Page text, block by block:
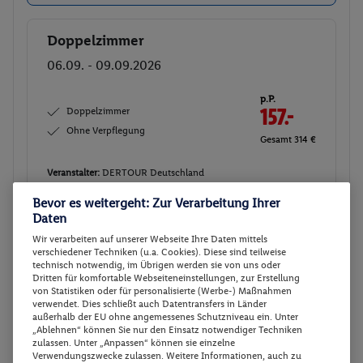
Buchen
Doppelzimmer
06.09. - 09.09.2026
Doppelzimmer
Ohne Verpflegung
p.P.
157.-
Gesamt 314 €
Veranstalter: DERTOUR Deutschland
Weitere Informationen des
Buchen
Doppelzimmer
11.10. - 14.10.2026
Doppelzimmer
157.-
Bevor es weitergeht: Zur Verarbeitung Ihrer
Daten
Wir verarbeiten auf unserer Webseite Ihre Daten mittels
verschiedener Techniken (u.a. Cookies). Diese sind teilweise
technisch notwendig, im Übrigen werden sie von uns oder
Dritten für komfortable Webseiteneinstellungen, zur Erstellung
von Statistiken oder für personalisierte (Werbe-) Maßnahmen
verwendet. Dies schließt auch Datentransfers in Länder
außerhalb der EU ohne angemessenes Schutzniveau ein. Unter
„Ablehnen“ können Sie nur den Einsatz notwendiger Techniken
zulassen. Unter „Anpassen“ können sie einzelne
Verwendungszwecke zulassen. Weitere Informationen, auch zu